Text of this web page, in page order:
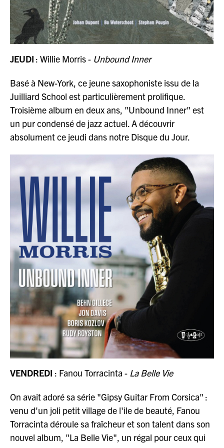
JEUDI : Willie Morris - Unbound Inner
Basé à New-York, ce jeune saxophoniste issu de la
Juilliard School est particulièrement prolifique.
Troisième album en deux ans, "Unbound Inner" est
un pur condensé de jazz actuel. A découvrir
absolument ce jeudi dans notre Disque du Jour.
VENDREDI : Fanou Torracinta - La Belle Vie
On avait adoré sa série "Gipsy Guitar From Corsica" :
venu d'un joli petit village de l'ile de beauté, Fanou
Torracinta déroule sa fraîcheur et son talent dans son
nouvel album, "La Belle Vie", un régal pour ceux qui